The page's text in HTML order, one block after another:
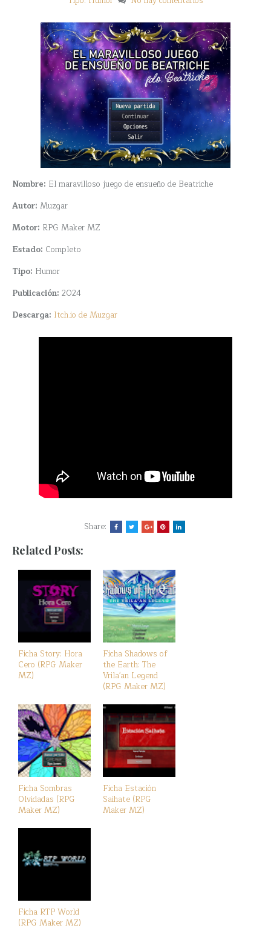
Nombre: El maravilloso juego de ensueño de Beatriche
Autor: Muzgar
Motor: RPG Maker MZ
Estado: Completo
Tipo: Humor
Publicación: 2024
Descarga: Itch.io de Muzgar
Share:
Related Posts:
Ficha Story: Hora
Cero (RPG Maker
MZ)
Ficha Shadows of
the Earth: The
Vrila'an Legend
(RPG Maker MZ)
Ficha Sombras
Olvidadas (RPG
Maker MZ)
Ficha Estación
Saihate (RPG
Maker MZ)
Ficha RTP World
(RPG Maker MZ)